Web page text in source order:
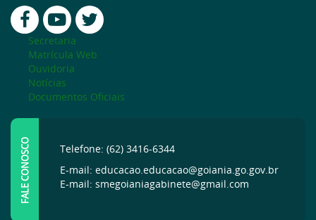
Secretaria
Matrícula Web
Ouvidoria
Notícias
Documentos Oficiais
FALE CONOSCO
Telefone: (62) 3416-6344
E-mail: educacao.educacao@goiania.go.gov.br
E-mail: smegoianiagabinete@gmail.com